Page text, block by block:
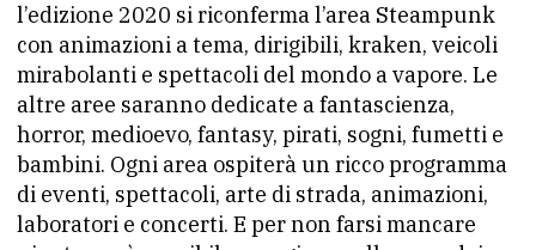
l’edizione 2020 si riconferma l’area Steampunk
con animazioni a tema, dirigibili, kraken, veicoli
mirabolanti e spettacoli del mondo a vapore. Le
altre aree saranno dedicate a fantascienza,
horror, medioevo, fantasy, pirati, sogni, fumetti e
bambini. Ogni area ospiterà un ricco programma
di eventi, spettacoli, arte di strada, animazioni,
laboratori e concerti. E per non farsi mancare